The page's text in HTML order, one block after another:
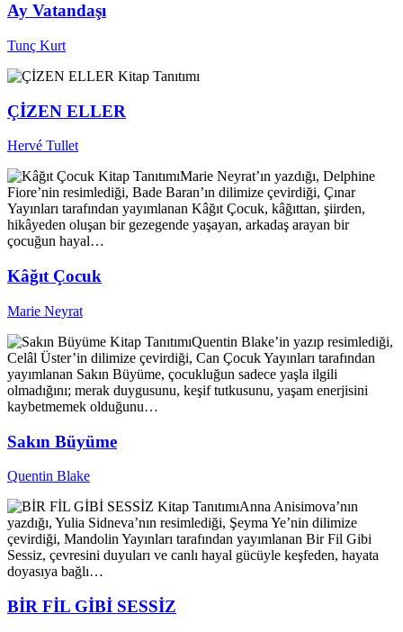
Ay Vatandaşı
Tunç Kurt
Kitap Tanıtımı
ÇİZEN ELLER
Hervé Tullet
Kitap TanıtımıMarie Neyrat’ın yazdığı, Delphine
Fiore’nin resimlediği, Bade Baran’ın dilimize çevirdiği, Çınar
Yayınları tarafından yayımlanan Kâğıt Çocuk, kâğıttan, şiirden,
hikâyeden oluşan bir gezegende yaşayan, arkadaş arayan bir
çocuğun hayal…
Kâğıt Çocuk
Marie Neyrat
Kitap TanıtımıQuentin Blake’in yazıp resimlediği,
Celâl Üster’in dilimize çevirdiği, Can Çocuk Yayınları tarafından
yayımlanan Sakın Büyüme, çocukluğun sadece yaşla ilgili
olmadığını; merak duygusunu, keşif tutkusunu, yaşam enerjisini
kaybetmemek olduğunu…
Sakın Büyüme
Quentin Blake
Kitap TanıtımıAnna Anisimova’nın
yazdığı, Yulia Sidneva’nın resimlediği, Şeyma Ye’nin dilimize
çevirdiği, Mandolin Yayınları tarafından yayımlanan Bir Fil Gibi
Sessiz, çevresini duyuları ve canlı hayal gücüyle keşfeden, hayata
doyasıya bağlı…
BİR FİL GİBİ SESSİZ